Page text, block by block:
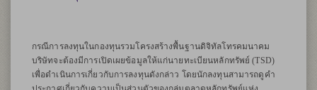
กรณีการลงทุนในกองทุนรวมโครงสร้างพื้นฐานดิจิทัลโทรคมนาคม
บริษัทจะต้องมีการเปิดเผยข้อมูลให้แก่นายทะเบียนหลักทรัพย์ (TSD)
เพื่อดำเนินการเกี่ยวกับการลงทุนดังกล่าว โดยนักลงทุนสามารถดูคำ